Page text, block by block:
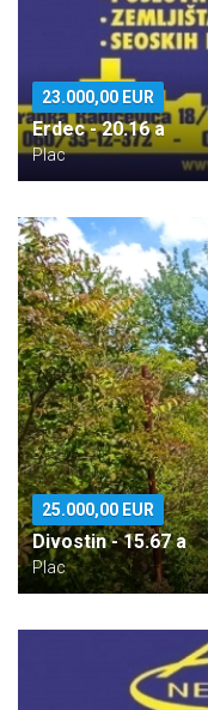
23.000,00 EUR
Erdec - 20.16 a
Plac
25.000,00 EUR
Divostin - 15.67 a
Plac